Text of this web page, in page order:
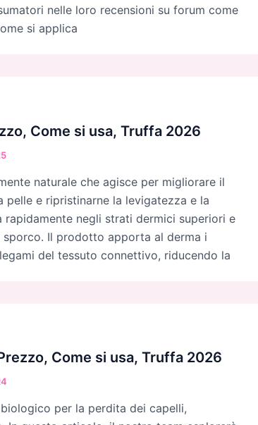
nelle loro recensioni su forum come
si applica
Come si usa, Truffa 2026
naturale che agisce per migliorare il
pelle e ripristinarne la levigatezza e la
rapidamente negli strati dermici superiori e
Il prodotto apporta al derma i
del tessuto connettivo, riducendo la
Come si usa, Truffa 2026
per la perdita dei capelli,